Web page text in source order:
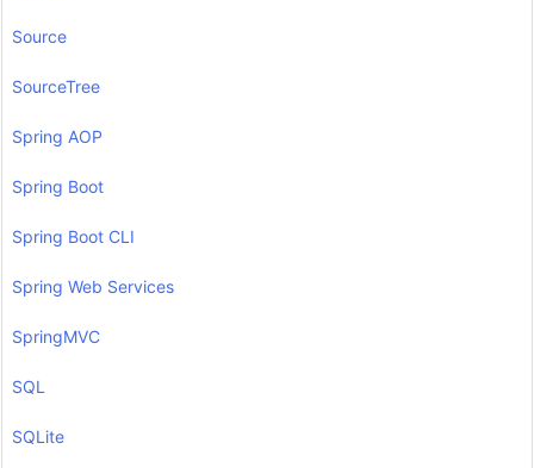
Source
SourceTree
Spring AOP
Spring Boot
Spring Boot CLI
Spring Web Services
SpringMVC
SQL
SQLite